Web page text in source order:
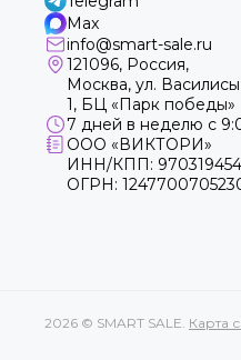
Max
info@smart-sale.ru
121096, Россия,
Москва, ул.
1, БЦ «Парк победы»
7 дней в неделю с
ООО «ВИКТОРИ»
ИНН/КПП:
ОГРН:
2026 © SMART SALE. Карта